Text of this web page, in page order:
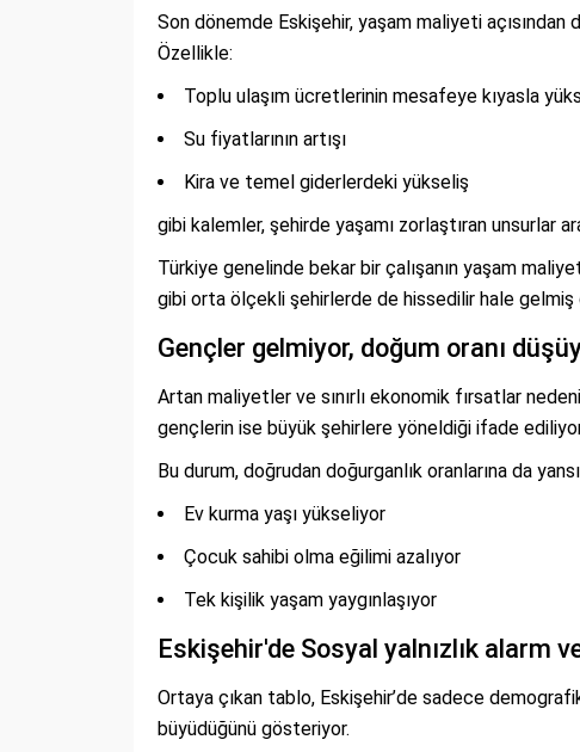
Son dönemde Eskişehir, yaşam maliyeti
Özellikle:
Toplu ulaşım ücretlerinin mesafeye kıyasla
Su fiyatlarının artışı
Kira ve temel giderlerdeki yükseliş
gibi kalemler, şehirde yaşamı zorlaştıran unsurlar
Türkiye genelinde bekar bir çalışanın yaşam
gibi orta ölçekli şehirlerde de hissedilir hale gelmiş
Gençler gelmiyor, doğum oranı
Artan maliyetler ve sınırlı ekonomik fırsatlar
gençlerin ise büyük şehirlere yöneldiği ifade
Bu durum, doğrudan doğurganlık oranlarına da
Ev kurma yaşı yükseliyor
Çocuk sahibi olma eğilimi azalıyor
Tek kişilik yaşam yaygınlaşıyor
Eskişehir'de Sosyal yalnızlık alarm
Ortaya çıkan tablo, Eskişehir’de sadece
büyüdüğünü gösteriyor.